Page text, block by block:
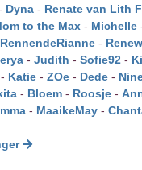
Dyna - Renate van Lith
to the Max - Michelle
RennendeRianne -
- Judith - Sofie92 -
- Katie - ZOe - Dede -
- Bloem - Roosje -
- MaaikeMay -